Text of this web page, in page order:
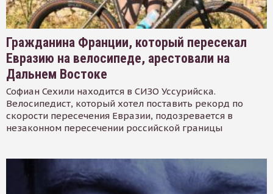
Гражданина Франции, который пересекал
Евразию на велосипеде, арестовали на
Дальнем Востоке
Софиан Сехили находится в СИЗО Уссурийска.
Велосипедист, который хотел поставить рекорд по
скорости пересечения Евразии, подозревается в
незаконном пересечении российской границы